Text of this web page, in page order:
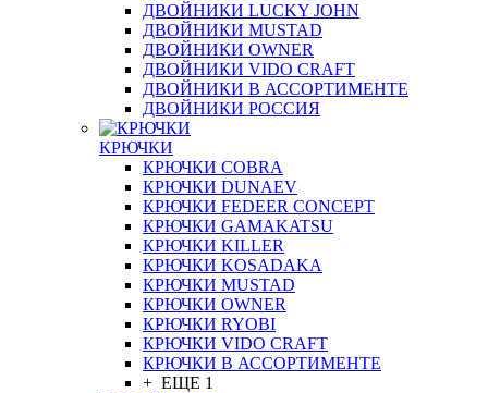
ДВОЙНИКИ LUCKY JOHN
ДВОЙНИКИ MUSTAD
ДВОЙНИКИ OWNER
ДВОЙНИКИ VIDO CRAFT
ДВОЙНИКИ В АССОРТИМЕНТЕ
ДВОЙНИКИ РОССИЯ
КРЮЧКИ
КРЮЧКИ COBRA
КРЮЧКИ DUNAEV
КРЮЧКИ FEDEER CONCEPT
КРЮЧКИ GAMAKATSU
КРЮЧКИ KILLER
КРЮЧКИ KOSADAKA
КРЮЧКИ MUSTAD
КРЮЧКИ OWNER
КРЮЧКИ RYOBI
КРЮЧКИ VIDO CRAFT
КРЮЧКИ В АССОРТИМЕНТЕ
+ ЕЩЕ 1